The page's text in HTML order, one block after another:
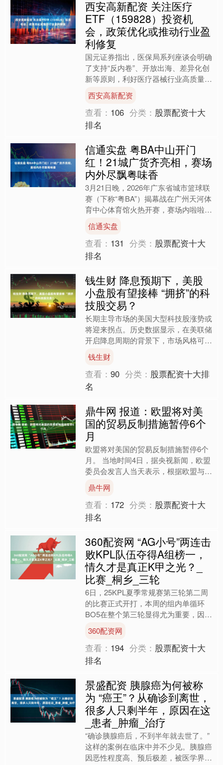
西安高新配资 关注医疗
ETF（159828）投资机
会，政策优化或推动行业盈
利修复
国元证券指出，医保局系列座谈会明确
了支持“反内卷”、开放出海、差异化创
新等原则，利好医疗器械行业高质量发
展。集采价格有望进一步温和，促进企
业盈利企稳提升；政策将....
西安高新配资
查看： 106 分类： 股票配资十大
排名
信通实盘 粤BA中山开门
红！21城广货齐亮相，赛场
内外尽飘粤味香
3月21日晚，2026年广东省城市篮球联
赛（下称“粤BA”）揭幕战在广州天河体
育中心体育馆火热开赛，赛场内啦啦队
的欢呼声、球迷的呐喊声此起彼伏，将
现场氛围一次次....
信通实盘
查看： 131 分类： 股票配资十大
排名
钱生财 降息预期下，美股
小盘股有望接棒 “拥挤”的科
技股交易？
长期主导市场的美国大型科技股涨势或
将迎来拐点。历史数据显示，在美联储
开启降息周期的背景下，市场风格可能
发生转变，为估值更低、交易热度相对
不高的小盘股创造接棒领涨....
钱生财
查看：90 分类： 股票配资十大排
名
鼎牛网 报道：欧盟将对美
国的贸易反制措施暂停6个
月
欧盟将对美国的贸易反制措施暂停6个
月。 当地时间4日，据央视新闻，欧盟
委员会发言人当天表示，根据欧盟与美
国达成的协议，欧盟将在6个月内暂停
实施针对美国关税的两项....
鼎牛网
查看： 172 分类： 股票配资十大
排名
360配资网 “AG小号”两连击
败KPL队伍夺得A组榜一，
情久才是真正K甲之光？_
比赛_桐乡_三轮
6日，25KPL夏季常规赛第三轮第二周
的比赛正式开打，本周的组内单循环
BO5在整个第三轮显得尤为重要，因为
上一周比赛S/A两大分组12支队伍均已
出战，已获胜的队....
360配资网
查看： 194 分类： 股票配资十大
排名
景盛配资 胰腺癌为何被称
为 “癌王”？从确诊到离世，
很多人只剩半年，原因在这
_患者_肿瘤_治疗
“确诊胰腺癌后，不到半年就去世了。”
这样的案例在临床中并不少见。胰腺癌
因恶性程度高、预后极差，被医学界称